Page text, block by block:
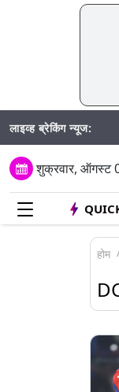
लाइव्ह ब्रेकिंग न्यूज:
शुक्रवार, ऑगस्ट
होम